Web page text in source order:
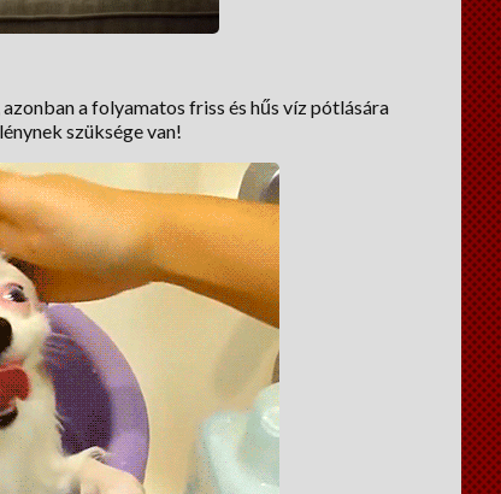
a folyamatos friss és hűs víz pótlására
szüksége van!